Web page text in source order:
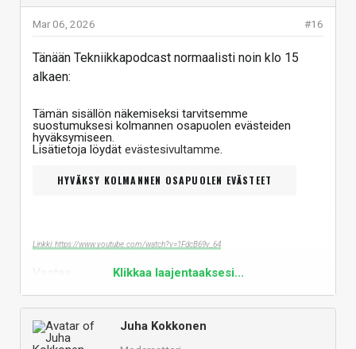
#16
Mar 06, 2026
Tänään Tekniikkapodcast normaalisti noin klo 15
alkaen:
Tämän sisällön näkemiseksi tarvitsemme
suostumuksesi kolmannen osapuolen evästeiden
hyväksymiseen.
Lisätietoja löydät evästesivultamme
HYVÄKSY KOLMANNEN OSAPUOLEN EVÄSTEET
Linkki: https://www.youtube.com/watch?v=1FdcB69v_64
Klikkaa laajentaaksesi...
Juha Kokkonen